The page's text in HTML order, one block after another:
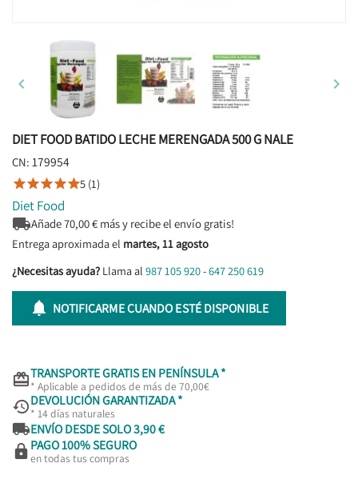
 
DIET FOOD BATIDO LECHE MERENGADA 500 G NALE
CN: 179954
5 (1)
Diet Food
Añade70,00€ más y recibe el envío gratis!
Entrega aproximada el martes, 11 agosto
¿Necesitas ayuda? Llama al 987 105 920-647 250 619
 NOTIFICARME CUANDO ESTÉ DISPONIBLE
TRANSPORTE GRATIS EN PENÍNSULA *
* Aplicable a pedidos de más de 70,00€
DEVOLUCIÓN GARANTIZADA *
* 14 días naturales
ENVÍO DESDE SOLO 3,90 €
 PAGO 100% SEGURO
en todas tus compras